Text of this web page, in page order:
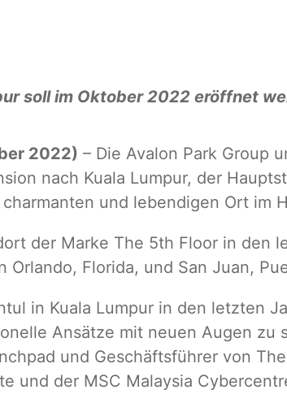
soll im Oktober 2022 eröffnet
2022) – Die Avalon Park Group
nach Kuala Lumpur, der
und lebendigen Ort im
der Marke The 5th Floor in den
Florida, und San Juan,
in Kuala Lumpur in den letzten
Ansätze mit neuen Augen zu
und Geschäftsführer von
und der MSC Malaysia